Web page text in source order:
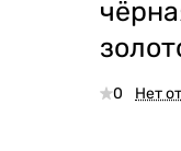
0 Нет